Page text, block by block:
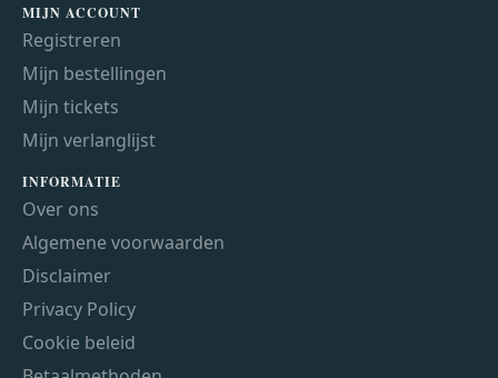
MIJN ACCOUNT
Registreren
Mijn bestellingen
Mijn tickets
Mijn verlanglijst
INFORMATIE
Over ons
Algemene voorwaarden
Disclaimer
Privacy Policy
Cookie beleid